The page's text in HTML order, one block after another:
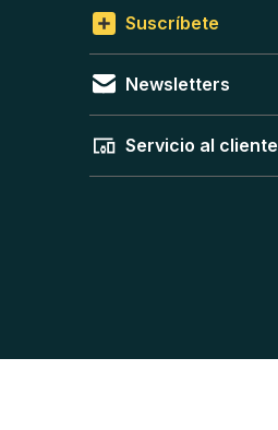
Suscríbete
Newsletters
Servicio al cliente